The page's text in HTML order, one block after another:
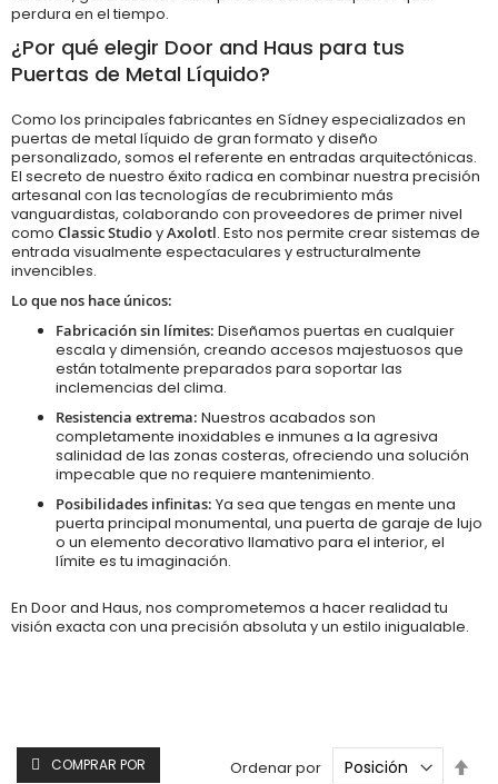
perdura en el tiempo.
¿Por qué elegir Door and Haus para tus
Puertas de Metal Líquido?
Como los principales fabricantes en Sídney especializados en
puertas de metal líquido de gran formato y diseño
personalizado, somos el referente en entradas arquitectónicas.
El secreto de nuestro éxito radica en combinar nuestra precisión
artesanal con las tecnologías de recubrimiento más
vanguardistas, colaborando con proveedores de primer nivel
como Classic StudioyAxolotl. Esto nos permite crear sistemas de
entrada visualmente espectaculares y estructuralmente
invencibles.
Lo que nos hace únicos:
Fabricación sin límites: Diseñamos puertas en cualquier
escala y dimensión, creando accesos majestuosos que
están totalmente preparados para soportar las
inclemencias del clima.
Resistencia extrema: Nuestros acabados son
completamente inoxidables e inmunes a la agresiva
salinidad de las zonas costeras, ofreciendo una solución
impecable que no requiere mantenimiento.
Posibilidades infinitas: Ya sea que tengas en mente una
puerta principal monumental, una puerta de garaje de lujo
o un elemento decorativo llamativo para el interior, el
límite es tu imaginación.
En Door and Haus, nos comprometemos a hacer realidad tu
visión exacta con una precisión absoluta y un estilo inigualable.
Ordenar por
COMPRAR POR